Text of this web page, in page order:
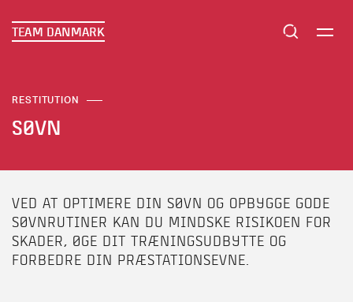
TEAM DANMARK
RESTITUTION
SØVN
VED AT OPTIMERE DIN SØVN OG OPBYGGE GODE
SØVNRUTINER KAN DU MINDSKE RISIKOEN FOR
SKADER, ØGE DIT TRÆNINGSUDBYTTE OG
FORBEDRE DIN PRÆSTATIONSEVNE.